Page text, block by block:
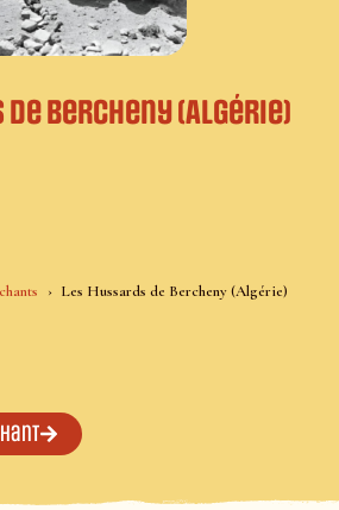
Les Hussards de Bercheny (Algérie)
de Bercheny (Algérie)